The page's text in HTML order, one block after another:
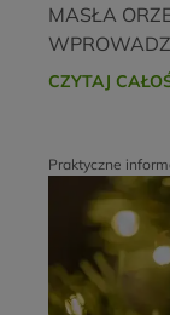
MASŁA
CZYTAJ
Praktyczne